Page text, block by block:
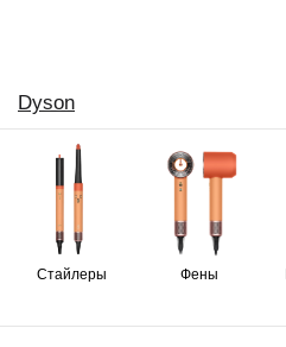
Dyson
Фены
Стайлеры